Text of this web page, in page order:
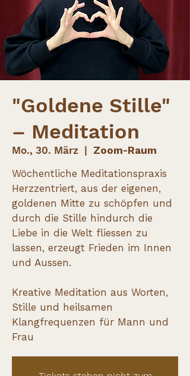
"Goldene Stille"
– Meditation
Mo., 30. März
Zoom-Raum
Wöchentliche Meditationspraxis
Herzzentriert, aus der eigenen,
goldenen Mitte zu schöpfen und
durch die Stille hindurch die
Liebe in die Welt fliessen zu
lassen, erzeugt Frieden im Innen
und Aussen.
Kreative Meditation aus Worten,
Stille und heilsamen
Klangfrequenzen für Mann und
Frau